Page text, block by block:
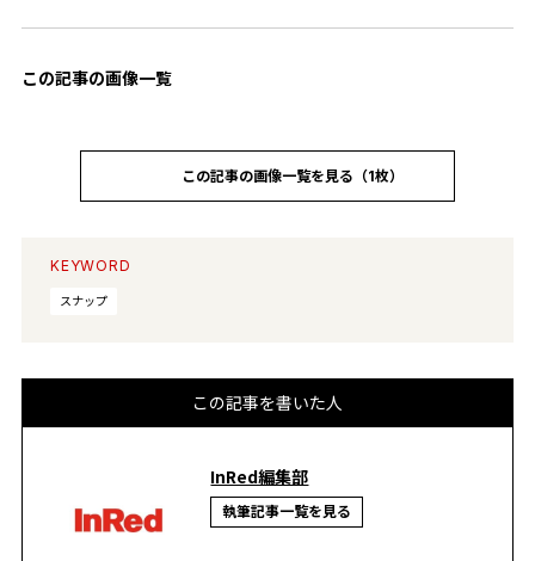
この記事の画像一覧
この記事の画像一覧を見る（1枚）
KEYWORD
スナップ
この記事を書いた人
InRed編集部
執筆記事一覧を見る